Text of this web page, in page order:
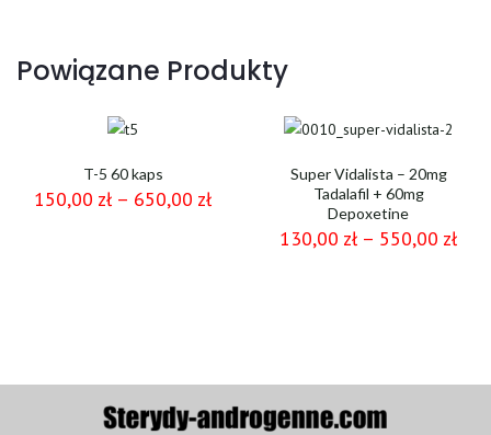
Powiązane Produkty
T-5 60 kaps
150,00 zł – 650,00 zł
Super Vidalista – 20mg
Tadalafil + 60mg
Depoxetine
130,00 zł – 550,00 zł